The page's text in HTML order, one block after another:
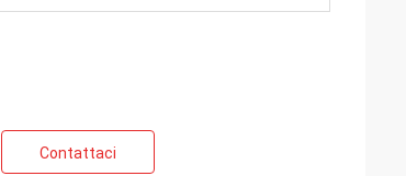
Contattaci